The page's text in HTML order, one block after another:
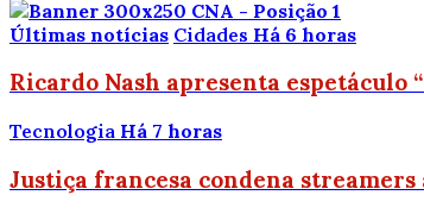
Últimas notícias Cidades Há 6 horas
Ricardo Nash apresenta espetáculo
Tecnologia Há 7 horas
Justiça francesa condena